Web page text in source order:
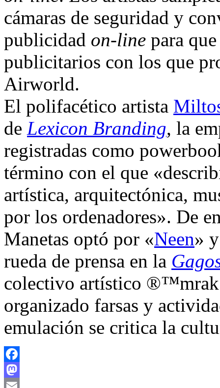
cámaras de seguridad y
publicidad on-line para
publicitarios con los que
Airworld.
El polifacético artista
de Lexicon Branding, la
registradas como
término con el que
artística, arquitectónica,
por los ordenadores». De
Manetas optó por «Neen»
rueda de prensa en la
colectivo artístico ®™mrak
organizado farsas y
emulación se critica la
Facebook
Mastodon